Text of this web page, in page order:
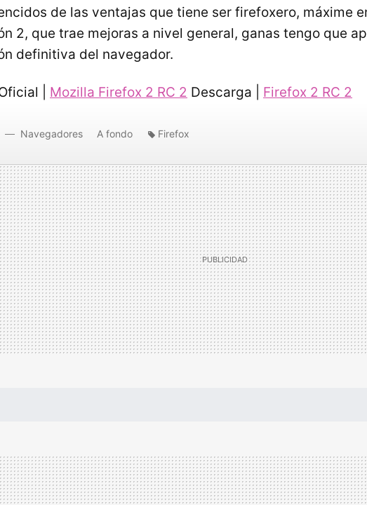
de las ventajas que tiene ser firefoxero, máxime
2, que trae mejoras a nivel general, ganas tengo que
definitiva del navegador.
| Mozilla Firefox 2 RC 2 Descarga | Firefox 2 RC 2
Navegadores A fondo Firefox